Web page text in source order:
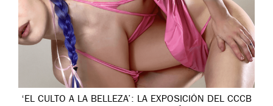
‘EL CULTO A LA BELLEZA’: LA EXPOSICIÓN DEL CCCB